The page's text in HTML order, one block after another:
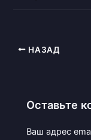
НАЗАД
Оставьте
Ваш адрес